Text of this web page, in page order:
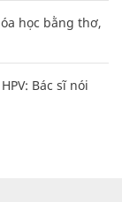
học bằng thơ,
Bác sĩ nói